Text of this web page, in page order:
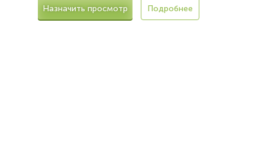
Назначить просмотр Подробнее